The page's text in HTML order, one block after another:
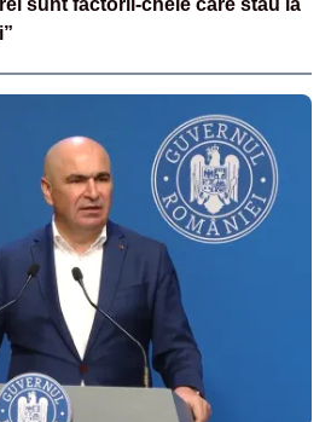
sunt factorii-cheie care stau la